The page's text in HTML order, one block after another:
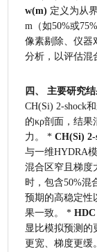
w(m) 定义为从
m（如50%或
像素剔除、仪器
分析，以评估混
四、 主要研究
CH(Si) 2-shock
的κρ剖面，结
力。 * CH(Si) 2-
与一维HYDRA
混合区窄且梯度
时，包含50%混
预期的高稳定性
果一致。 * HDC
显比模拟预测的
更宽、梯度更缓